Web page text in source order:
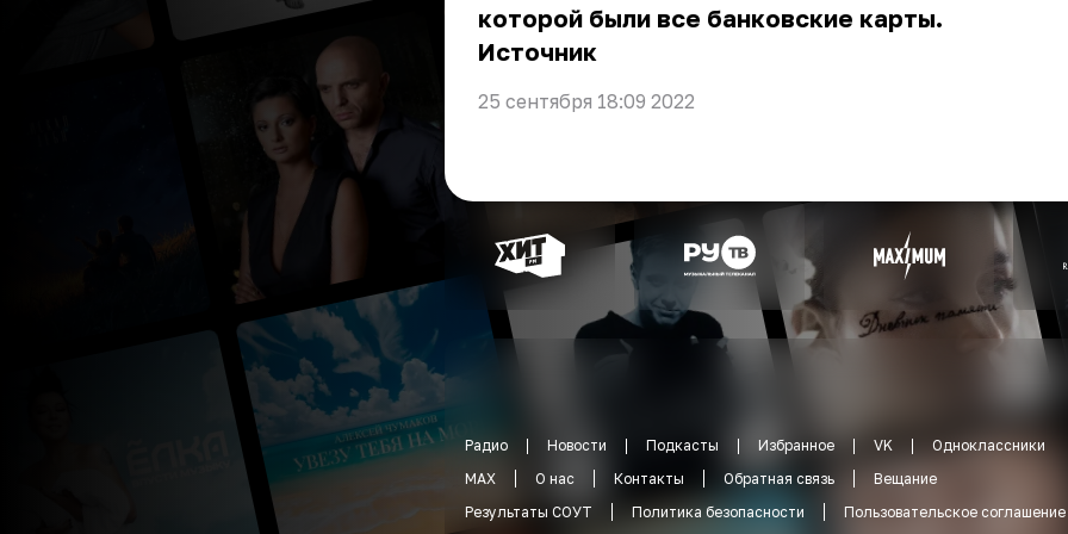
которой были все банковские карты.
Источник
25 сентября 18:09 2022
Радио Новости Подкасты Избранное VK
Одноклассники
MAX
О нас Контакты Обратная связь
Вещание
Результаты СОУТ
Политика безопасности Пользовательское соглашение